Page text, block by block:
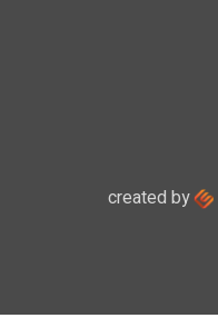
created by